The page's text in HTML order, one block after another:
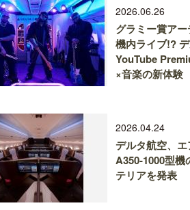
2026.06.26
グラミー賞ア
機内ライブ!?
YouTube
×音楽の新体験
2026.04.24
デルタ航空、エ
A350-1000型機
テリアを発表